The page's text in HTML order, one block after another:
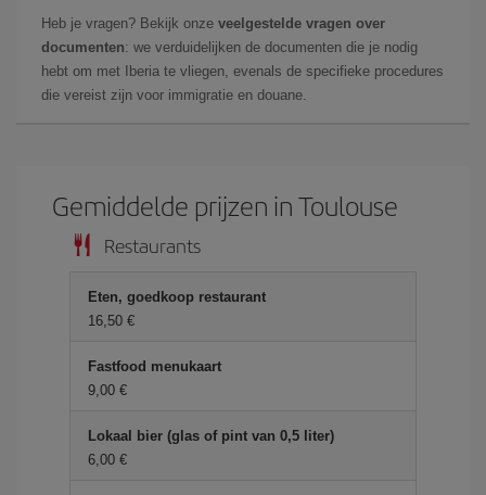
Heb je vragen? Bekijk onze veelgestelde vragen over
documenten: we verduidelijken de documenten die je nodig
hebt om met Iberia te vliegen, evenals de specifieke procedures
die vereist zijn voor immigratie en douane.
Gemiddelde prijzen in Toulouse
Restaurants
Eten, goedkoop restaurant
16,50 €
Fastfood menukaart
9,00 €
Lokaal bier (glas of pint van 0,5 liter)
6,00 €